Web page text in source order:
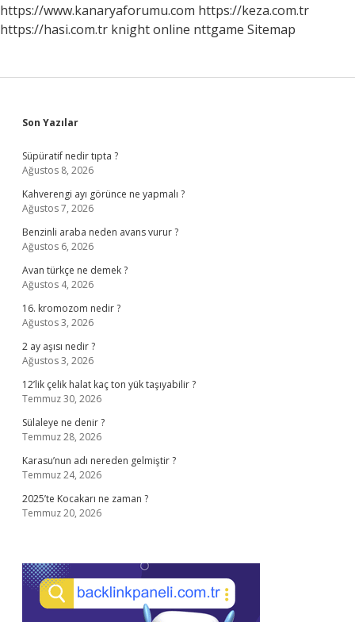
https://www.kanaryaforumu.com https://keza.com.tr
https://hasi.com.tr knight online nttgame Sitemap
Sidebar
Son Yazılar
Süpüratif nedir tıpta ?
Ağustos 8, 2026
Kahverengi ayı görünce ne yapmalı ?
Ağustos 7, 2026
Benzinli araba neden avans vurur ?
Ağustos 6, 2026
Avan türkçe ne demek ?
Ağustos 4, 2026
16. kromozom nedir ?
Ağustos 3, 2026
2 ay aşısı nedir ?
Ağustos 3, 2026
12’lik çelik halat kaç ton yük taşıyabilir ?
Temmuz 30, 2026
Sülaleye ne denir ?
Temmuz 28, 2026
Karasu’nun adı nereden gelmiştir ?
Temmuz 24, 2026
2025’te Kocakarı ne zaman ?
Temmuz 20, 2026